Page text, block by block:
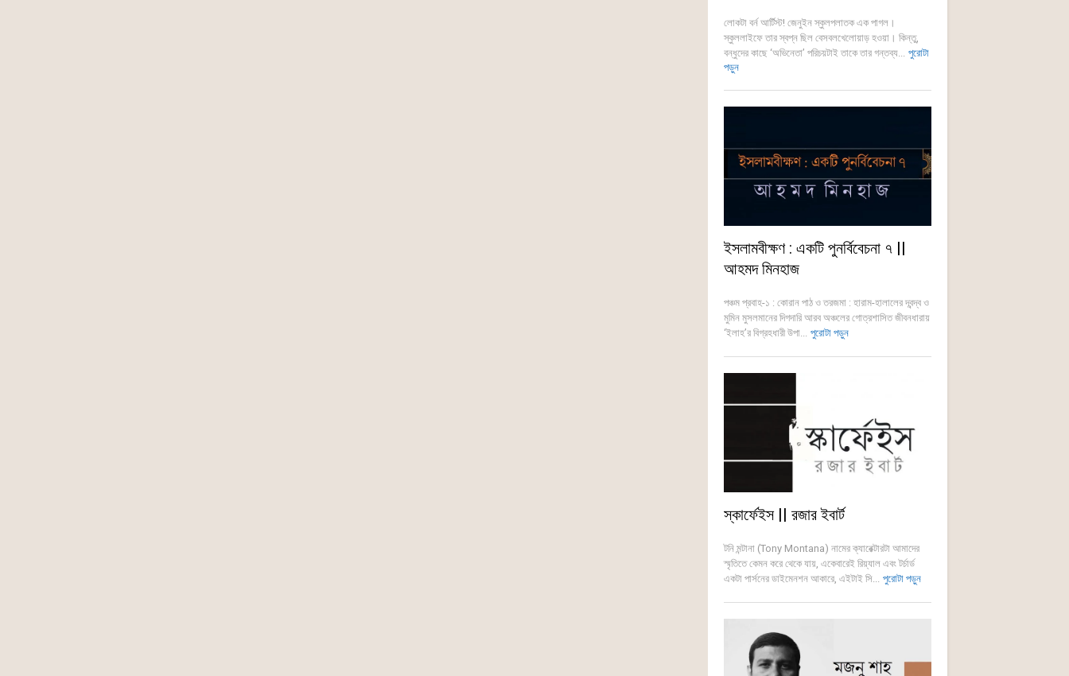
লোকটা বর্ন আর্টিস্ট! জেনুইন স্কুলপলাতক এক পাগল।
স্কুললাইফে তার স্বপ্ন ছিল বেসবলখেলোয়াড় হওয়া। কিন্তু,
বন্ধুদের কাছে ‘অভিনেতা’ পরিচয়টাই তাকে তার গন্তব্য... পুরোটা
পড়ুন
ইসলামবীক্ষণ : একটি পুনর্বিবেচনা ৭ ||
আহমদ মিনহাজ
পঞ্চম প্রবাহ-১ : কোরান পাঠ ও তরজমা : হারাম-হালালের দ্বন্দ্ব ও
মুমিন মুসলমানের দিগদারি আরব অঞ্চলের গোত্রশাসিত জীবনধারায়
‘ইলাহ’র বিগ্রহধারী উপা... পুরোটা পড়ুন
স্কার্ফেইস || রজার ইবার্ট
টনি মন্টানা (Tony Montana) নামের ক্যারেক্টারটা আমাদের
স্মৃতিতে কেমন করে থেকে যায়, একেবারেই রিয়্যাল এবং টর্চার্ড
একটা পার্সনের ডাইমেনশন আকারে, এইটাই সি... পুরোটা পড়ুন